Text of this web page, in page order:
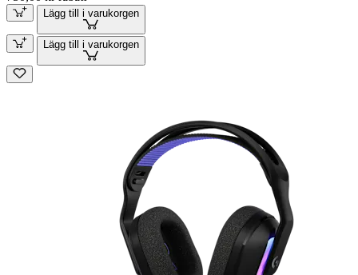
Lägg till i varukorgen
Lägg till i varukorgen